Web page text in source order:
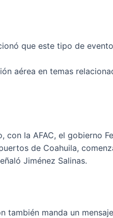
que este tipo de
aérea en temas
con la AFAC, el gobierno
de Coahuila,
Jiménez Salinas.
también manda un